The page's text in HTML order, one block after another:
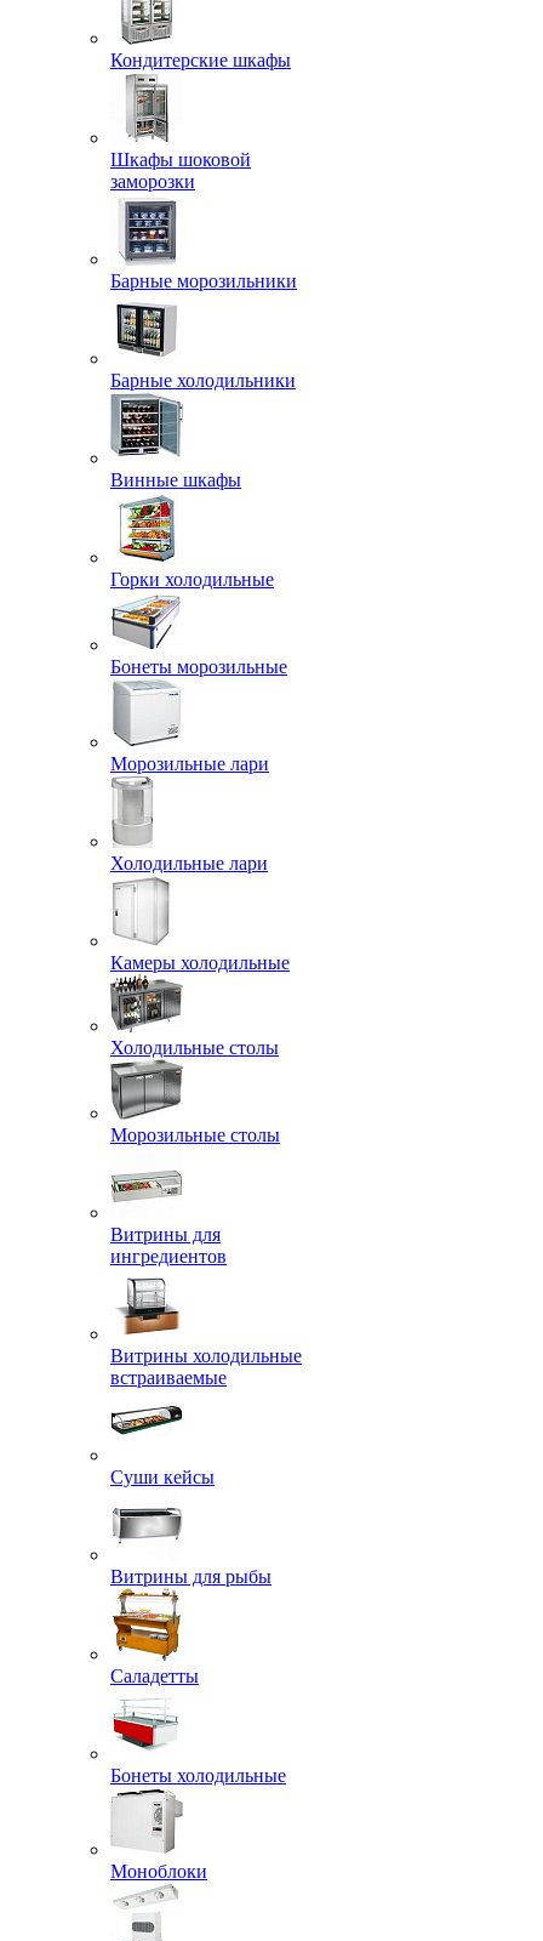
Кондитерские шкафы
Шкафы шоковой
заморозки
Барные морозильники
Барные холодильники
Винные шкафы
Горки холодильные
Бонеты морозильные
Морозильные лари
Холодильные лари
Камеры холодильные
Холодильные столы
Морозильные столы
Витрины для
ингредиентов
Витрины холодильные
встраиваемые
Суши кейсы
Витрины для рыбы
Саладетты
Бонеты холодильные
Моноблоки